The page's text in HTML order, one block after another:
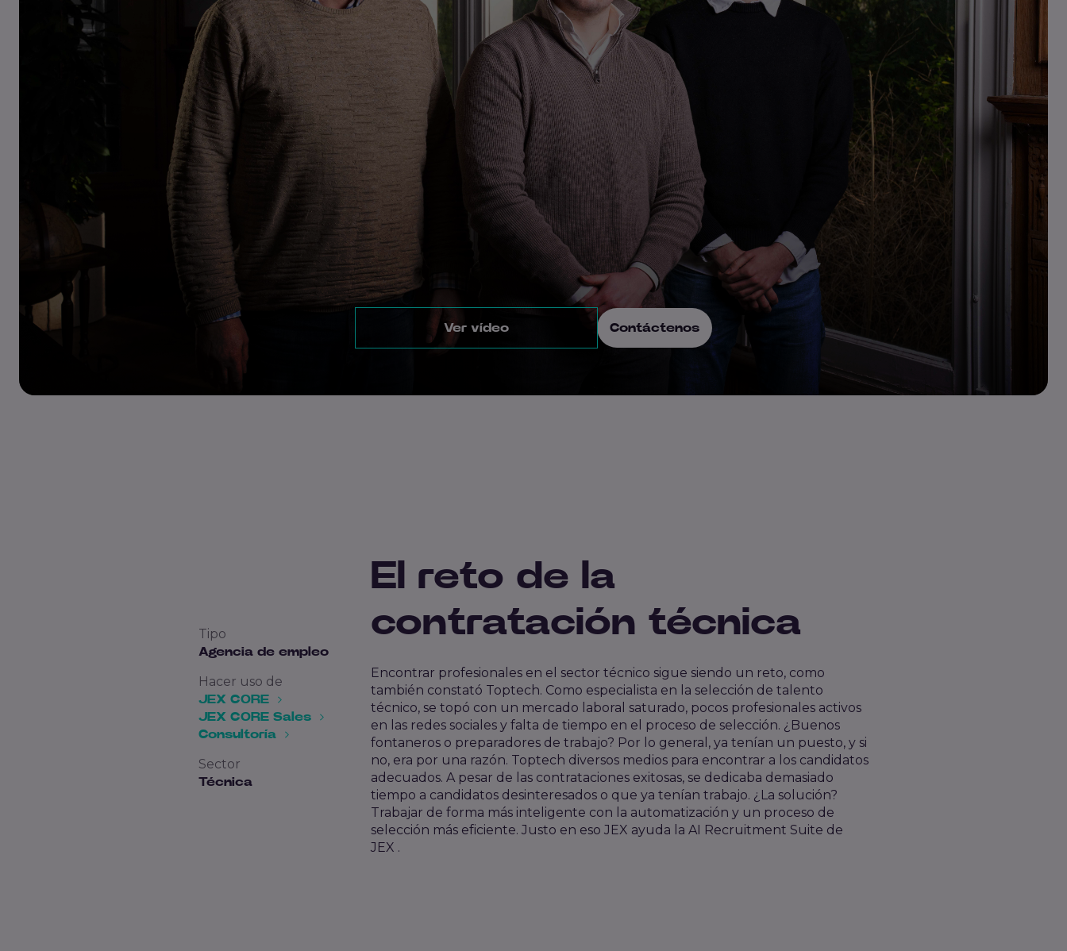
Ver vídeo Contáctenos
Tipo
Agencia de empleo
Hacer uso de
JEX CORE
JEX CORE Sales
Consultoría
Sector
Técnica
El reto de la
contratación técnica
Encontrar profesionales en el sector técnico sigue siendo un reto, como
también constató Toptech. Como especialista en la selección de talento
técnico, se topó con un mercado laboral saturado, pocos profesionales activos
en las redes sociales y falta de tiempo en el proceso de selección. ¿Buenos
fontaneros o preparadores de trabajo? Por lo general, ya tenían un puesto, y si
no, era por una razón. Toptech diversos medios para encontrar a los candidatos
adecuados. A pesar de las contrataciones exitosas, se dedicaba demasiado
tiempo a candidatos desinteresados o que ya tenían trabajo. ¿La solución?
Trabajar de forma más inteligente con la automatización y un proceso de
selección más eficiente. Justo en eso JEX ayuda la AI Recruitment Suite de
JEX .